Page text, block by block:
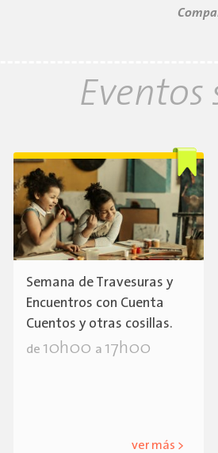
Eventos
Semana de Travesuras y
Encuentros con Cuenta
Cuentos y otras cosillas.
de 10h00 a 17h00
ver más >